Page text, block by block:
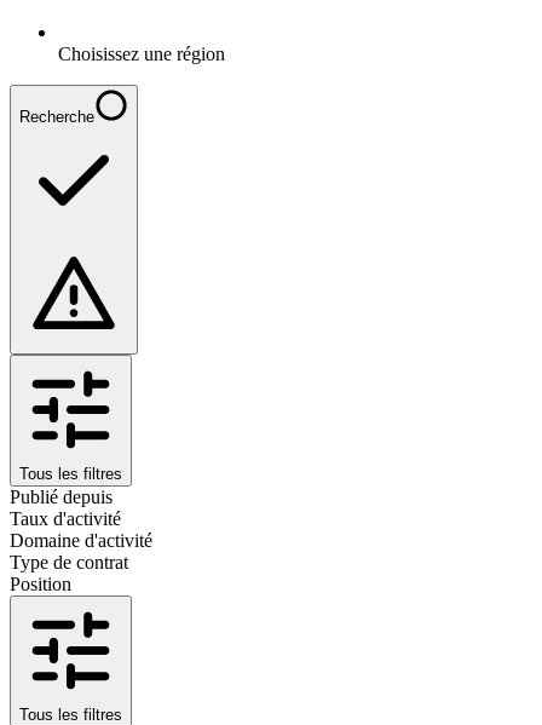
Choisissez une région
Recherche
Tous les filtres
Publié depuis
Taux d'activité
Domaine d'activité
Type de contrat
Position
Tous les filtres